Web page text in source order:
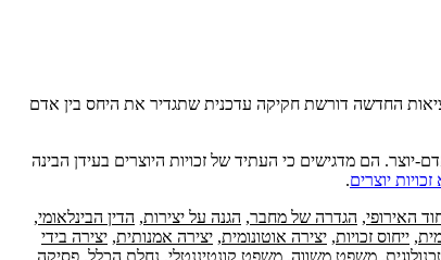
החדשה דורשת חקיקה עדכנית שתגדיר את היחס בין אדם
יוצר. הם מדגישים כי העתיד של זכויות היוצרים בעידן הבינה
יוצרים.
האירופי, הגדרה של מחבר, הגנה על יצירות, הדין הבינלאומי,
, ייחוס זכויות, יצירה אוטונומית, יצירה אמנותית, יצירה בידי